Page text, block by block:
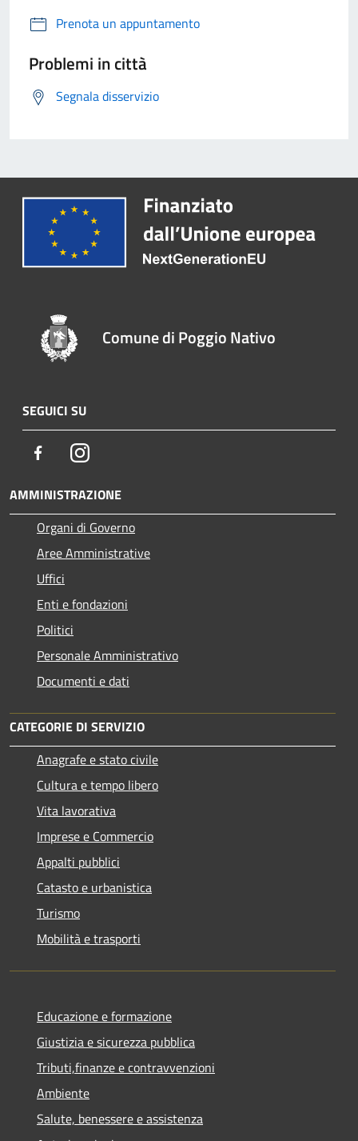
Prenota un appuntamento
Problemi in città
Segnala disservizio
Comune di Poggio Nativo
SEGUICI SU
FacebookInstagram
AMMINISTRAZIONE
Organi di Governo
Aree Amministrative
Uffici
Enti e fondazioni
Politici
Personale Amministrativo
Documenti e dati
CATEGORIE DI SERVIZIO
Anagrafe e stato civile
Cultura e tempo libero
Vita lavorativa
Imprese e Commercio
Appalti pubblici
Catasto e urbanistica
Turismo
Mobilità e trasporti
Educazione e formazione
Giustizia e sicurezza pubblica
Tributi,finanze e contravvenzioni
Ambiente
Salute, benessere e assistenza